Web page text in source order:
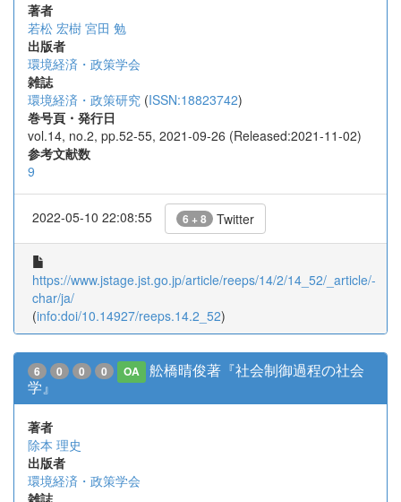
著者
若松 宏樹 宮田 勉
出版者
環境経済・政策学会
雑誌
環境経済・政策研究 (ISSN:18823742)
巻号頁・発行日
vol.14, no.2, pp.52-55, 2021-09-26 (Released:2021-11-02)
参考文献数
9
2022-05-10 22:08:55 6 + 8 Twitter
https://www.jstage.jst.go.jp/article/reeps/14/2/14_52/_article/-
char/ja/
(info:doi/10.14927/reeps.14.2_52)
6 0 0 0 OA
舩橋晴俊著『社会制御過程の社会
学』
著者
除本 理史
出版者
環境経済・政策学会
雑誌